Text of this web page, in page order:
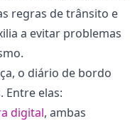
regras de trânsito e
a evitar problemas
o diário de bordo
elas:
digital, ambas